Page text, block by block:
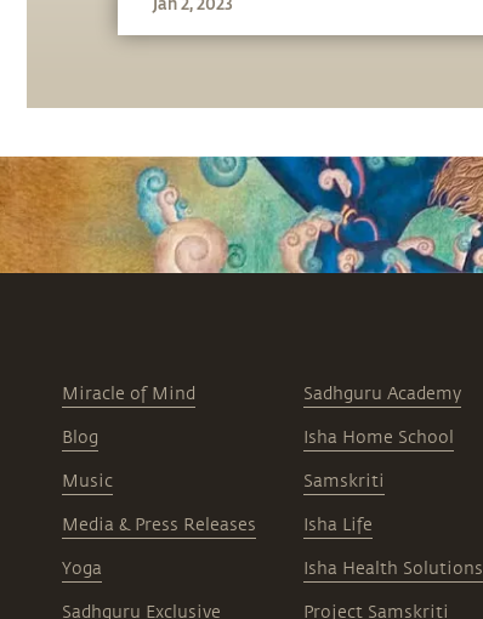
Miracle of Mind
Blog
Music
Media & Press Releases
Yoga
Sadhguru Exclusive
Sadhguru Academy
Isha Home School
Samskriti
Isha Life
Isha Health Solutions
Project Samskriti